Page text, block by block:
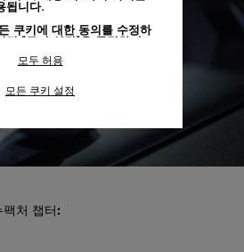
팩처 챕터:
됩니다.
쿠키에 대한 동의를 수정하
면 "쿠키 설정"을 클릭하거
" 섹션을 참조하여 자세히 알
용에 동의하시려면 "모두 허
클릭하시면 기술 쿠키만 사
하게 됩니다.
모두 허용
모든 쿠키 설정